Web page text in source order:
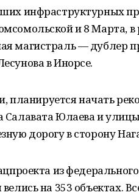
инфраструктурных
и 8 Марта, в
магистраль — дублер
в Инорсе.
планируется начать
Салавата Юлаева и
дорогу в сторону
из
на 353 объектах.